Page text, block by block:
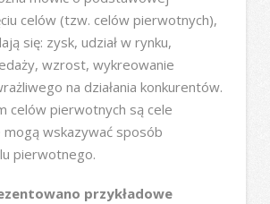
celów (tzw. celów pierwotnych),
się: zysk, udział w rynku,
wzrost, wykreowanie
na działania konkurentów.
celów pierwotnych są cele
wskazywać sposób
pierwotnego.
przykładowe